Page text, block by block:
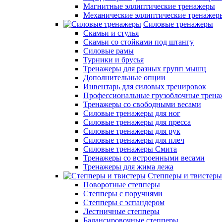
Магнитные эллиптические тренажеры
Механические эллиптические
Силовые тренажеры
Скамьи и стулья
Скамьи со стойками под штангу
Силовые рамы
Турники и брусья
Тренажеры для разных групп мышц
Дополнительные опции
Инвентарь для силовых тренировок
Профессиональные грузоблочные
Тренажеры со свободными весами
Силовые тренажеры для ног
Силовые тренажеры для пресса
Силовые тренажеры для рук
Силовые тренажеры для плеч
Силовые тренажеры Смита
Тренажеры со встроенными весами
Тренажеры для жима лежа
Степперы и твистеры
Поворотные степперы
Степперы с поручнями
Степперы с эспандером
Лестничные степперы
Балансировочные степперы